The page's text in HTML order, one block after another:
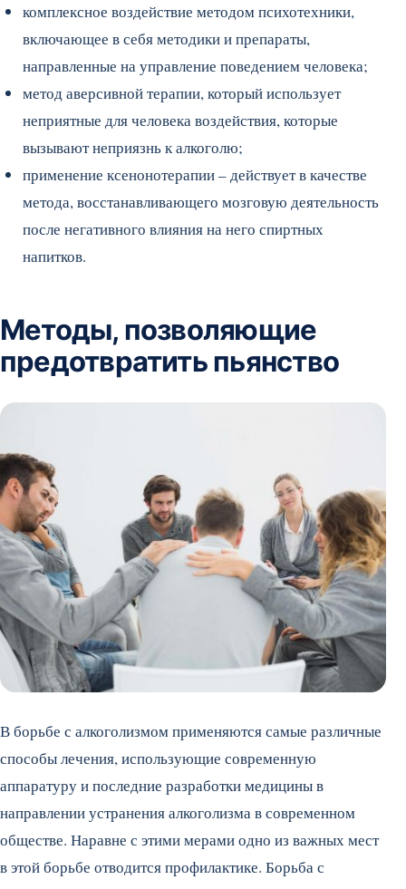
комплексное воздействие методом психотехники,
включающее в себя методики и препараты,
направленные на управление поведением человека;
метод аверсивной терапии, который использует
неприятные для человека воздействия, которые
вызывают неприязнь к алкоголю;
применение ксенонотерапии – действует в качестве
метода, восстанавливающего мозговую деятельность
после негативного влияния на него спиртных
напитков.
Методы, позволяющие
предотвратить пьянство
В борьбе с алкоголизмом применяются самые различные
способы лечения, использующие современную
аппаратуру и последние разработки медицины в
направлении устранения алкоголизма в современном
обществе. Наравне с этими мерами одно из важных мест
в этой борьбе отводится профилактике. Борьба с